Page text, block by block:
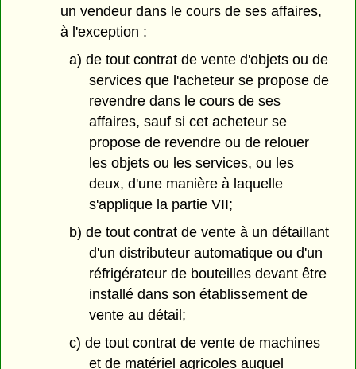
un vendeur dans le cours de ses affaires,
à l'exception :
a) de tout contrat de vente d'objets ou de
services que l'acheteur se propose de
revendre dans le cours de ses
affaires, sauf si cet acheteur se
propose de revendre ou de relouer
les objets ou les services, ou les
deux, d'une manière à laquelle
s'applique la partie VII;
b) de tout contrat de vente à un détaillant
d'un distributeur automatique ou d'un
réfrigérateur de bouteilles devant être
installé dans son établissement de
vente au détail;
c) de tout contrat de vente de machines
et de matériel agricoles auquel